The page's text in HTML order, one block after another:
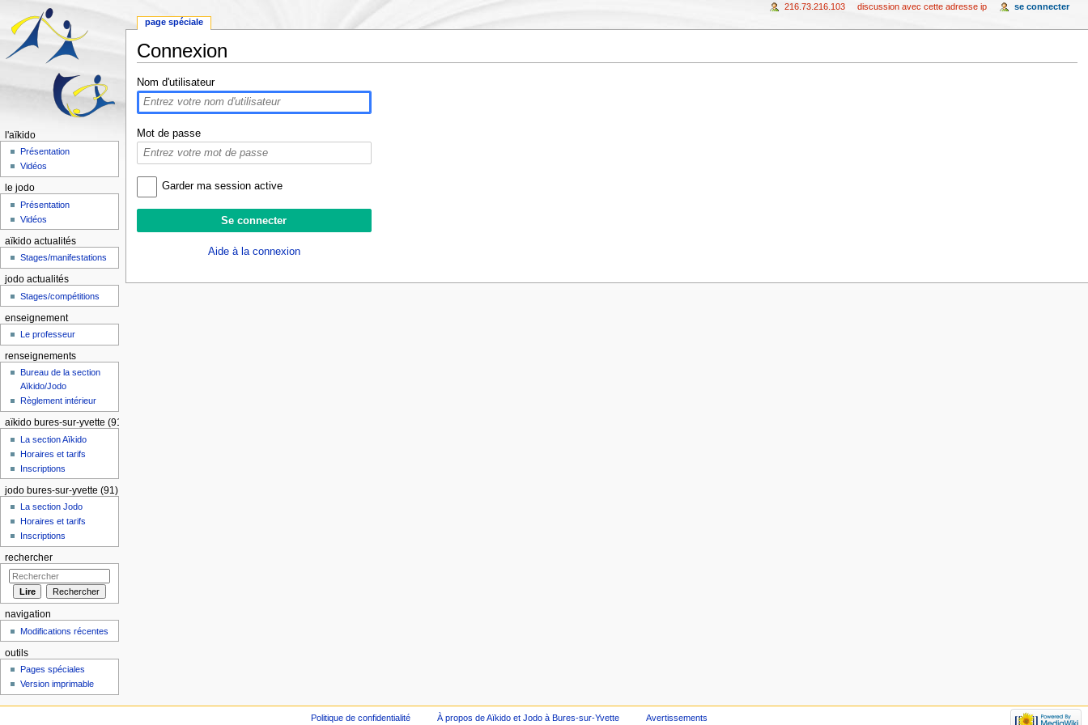
Connexion
Nom d'utilisateur
Mot de passe
Garder ma session active
Aide à la connexion
page spéciale
216.73.216.103 discussion avec cette adresse ip se connecter
l'aïkido
Présentation
Vidéos
le jodo
Présentation
Vidéos
aïkido actualités
Stages/manifestations
jodo actualités
Stages/compétitions
enseignement
Le professeur
renseignements
Bureau de la section
Aïkido/Jodo
Règlement intérieur
aïkido bures-sur-yvette (91)
La section Aïkido
Horaires et tarifs
Inscriptions
jodo bures-sur-yvette (91)
La section Jodo
Horaires et tarifs
Inscriptions
rechercher
navigation
Modifications récentes
outils
Pages spéciales
Version imprimable
Politique de confidentialité À propos de Aïkido et Jodo à Bures-sur-Yvette Avertissements